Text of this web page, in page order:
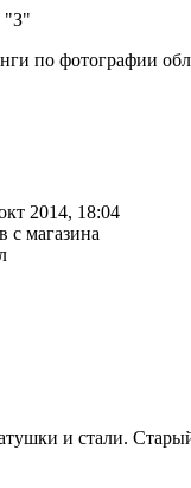
"З"
по фотографии
2014, 18:04
с магазина
и стали.